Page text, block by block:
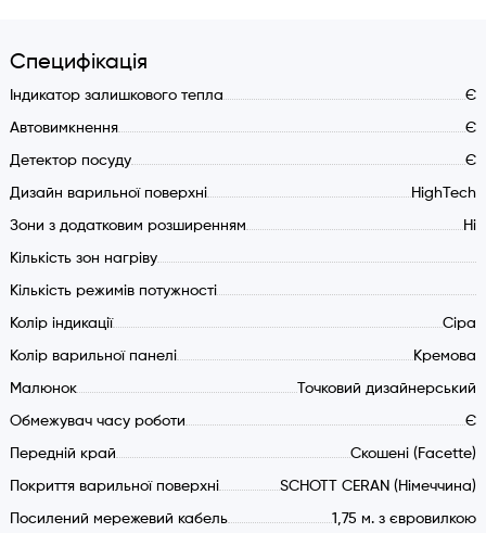
Специфікація
Індикатор залишкового тепла Є
Автовимкнення Є
Детектор посуду Є
Дизайн варильної поверхні HighTech
Зони з додатковим розширенням Ні
Кількість зон нагріву
Кількість режимів потужності
Колір індикації Сіра
Колір варильної панелі Кремова
Малюнок Точковий дизайнерський
Обмежувач часу роботи Є
Передній край Скошені (Facette)
Покриття варильної поверхні SCHOTT CERAN (Німеччина)
Посилений мережевий кабель 1,75 м. з євровилкою